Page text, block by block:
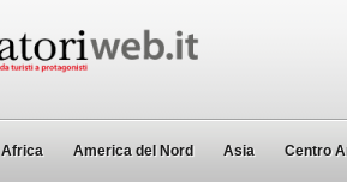
Africa America del Nord Asia Centro